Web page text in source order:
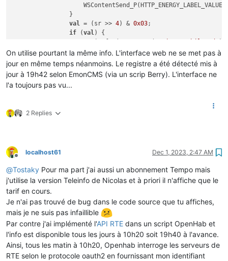
WSContentSend_P(HTTP_ENERGY_LABEL_VALUE,
                }
val = (sr >> 4) & 0x03;
if (val) {
WSContentSend_P(HTTP_ENERGY_LABEL_VALUE,
                }
) & 0x03
if (val) {
                    sprintf_P(txt, PSTR(
            }
On utilise pourtant la même info. L'interface web ne se met pas à
jour en même temps néanmoins. Le registre a été détecté mis à
jour à 19h42 selon EmonCMS (via un scrip Berry). L'interface ne
l'a toujours pas vu...
2 Replies
Offline
localhost61 Dec 1, 2023, 2:47 AM
@Tostaky Pour ma part j'ai aussi un abonnement Tempo mais
j'utilise la version Teleinfo de Nicolas et à priori il n'affiche que le
tarif en cours.
Je n'ai pas trouvé de bug dans le code source que tu affiches,
mais je ne suis pas infaillible
Par contre j'ai implémenté l'API RTE dans un script OpenHab et
l'info est disponible tous les jours à 10h20 soit 19h40 à l'avance.
Ainsi, tous les matin à 10h20, Openhab interroge les serveurs de
RTE selon le protocole oauth2 en fournissant mon identifiant